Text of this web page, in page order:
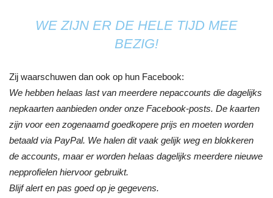
WE ZIJN ER DE HELE TIJD MEE
BEZIG!
Zij waarschuwen dan ook op hun Facebook:
We hebben helaas last van meerdere nepaccounts die dagelijks
nepkaarten aanbieden onder onze Facebook-posts. De kaarten
zijn voor een zogenaamd goedkopere prijs en moeten worden
betaald via PayPal. We halen dit vaak gelijk weg en blokkeren
de accounts, maar er worden helaas dagelijks meerdere nieuwe
nepprofielen hiervoor gebruikt.
Blijf alert en pas goed op je gegevens.